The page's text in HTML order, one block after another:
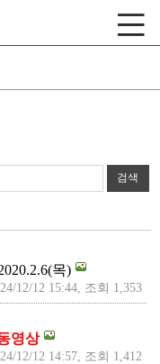
목)
24/12/12 15:44, 조회 1,353
영상
24/12/12 14:57, 조회 1,412